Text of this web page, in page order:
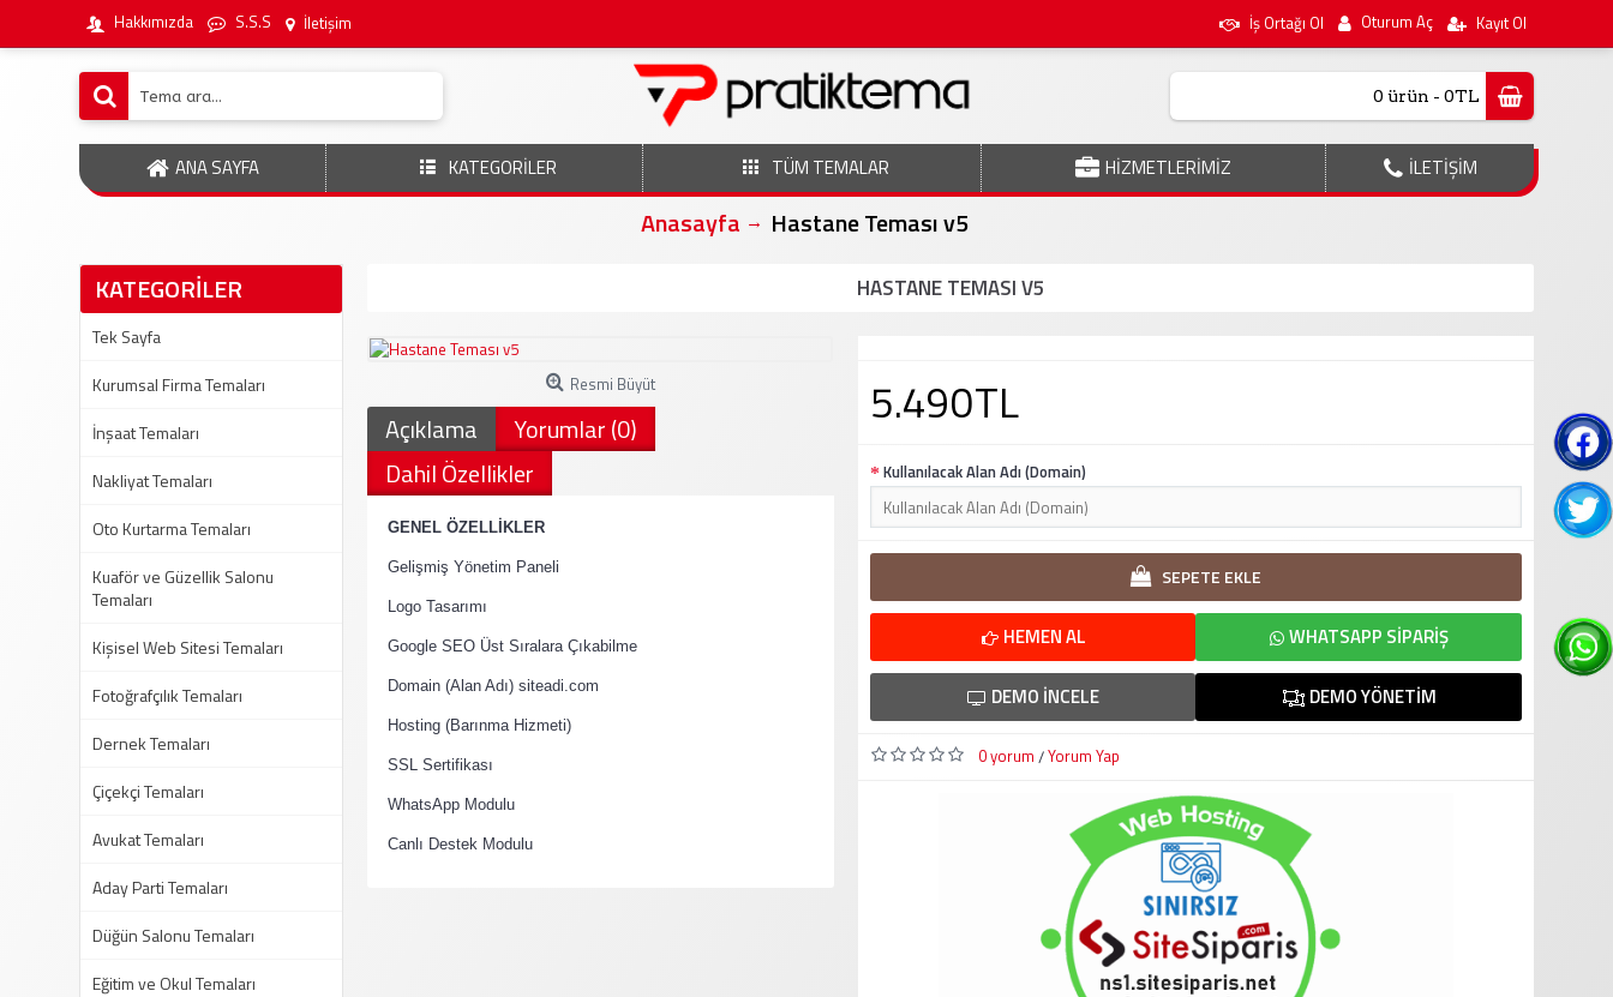
Hakkımızda S.S.S İletişim İş Ortağı Ol Oturum Aç Kayıt Ol
0 ürün - 0TL
ANA SAYFA KATEGORİLER TÜM TEMALAR HİZMETLERİMİZ İLETİŞİM
Anasayfa
Hastane Teması v5
KATEGORİLER
Tek Sayfa
Kurumsal Firma Temaları
İnşaat Temaları
Nakliyat Temaları
Oto Kurtarma Temaları
Kuaför ve Güzellik Salonu
Temaları
Kişisel Web Sitesi Temaları
Fotoğrafçılık Temaları
Dernek Temaları
Çiçekçi Temaları
Avukat Temaları
Aday Parti Temaları
Düğün Salonu Temaları
Eğitim ve Okul Temaları
HASTANE TEMASI V5
Resmi Büyüt
Açıklama
Yorumlar (0)
Dahil Özellikler
GENEL ÖZELLİKLER
Gelişmiş Yönetim Paneli
Logo Tasarımı
Google SEO Üst Sıralara Çıkabilme
Domain (Alan Adı) siteadi.com
Hosting (Barınma Hizmeti)
SSL Sertifikası
WhatsApp Modulu
Canlı Destek Modulu
5.490TL
Kullanılacak Alan Adı (Domain)
SEPETE EKLE
HEMEN AL WHATSAPP SIPARIŞ
DEMO İNCELE DEMO YÖNETIM
0 yorum /Yorum Yap